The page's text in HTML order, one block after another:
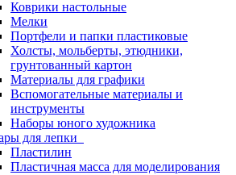
Коврики настольные
Мелки
Портфели и папки пластиковые
Холсты, мольберты, этюдники,
грунтованный картон
Материалы для графики
Вспомогательные материалы и
инструменты
Наборы юного художника
для лепки
Пластилин
Пластичная масса для моделирования